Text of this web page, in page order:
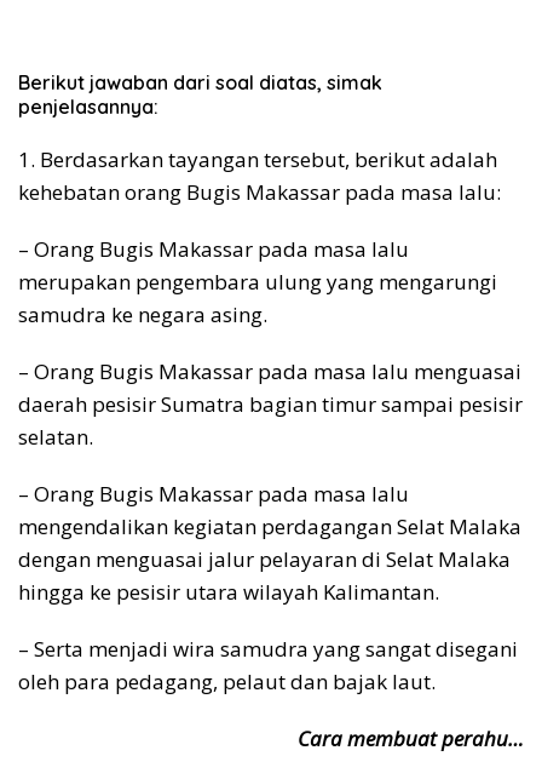
Berikut jawaban dari soal diatas, simak
penjelasannya:
1. Berdasarkan tayangan tersebut, berikut adalah
kehebatan orang Bugis Makassar pada masa lalu:
– Orang Bugis Makassar pada masa lalu
merupakan pengembara ulung yang mengarungi
samudra ke negara asing.
– Orang Bugis Makassar pada masa lalu menguasai
daerah pesisir Sumatra bagian timur sampai pesisir
selatan.
– Orang Bugis Makassar pada masa lalu
mengendalikan kegiatan perdagangan Selat Malaka
dengan menguasai jalur pelayaran di Selat Malaka
hingga ke pesisir utara wilayah Kalimantan.
– Serta menjadi wira samudra yang sangat disegani
oleh para pedagang, pelaut dan bajak laut.
Cara membuat perahu…